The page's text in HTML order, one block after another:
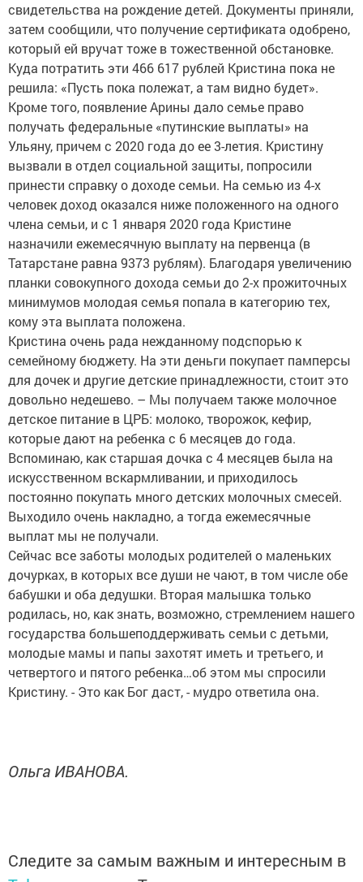
свидетельства на рождение детей. Документы приняли,
затем сообщили, что получение сертификата одобрено,
который ей вручат тоже в тожественной обстановке.
Куда потратить эти 466 617 рублей Кристина пока не
решила: «Пусть пока полежат, а там видно будет».
Кроме того, появление Арины дало семье право
получать федеральные «путинские выплаты» на
Ульяну, причем с 2020 года до ее 3-летия. Кристину
вызвали в отдел социальной защиты, попросили
принести справку о доходе семьи. На семью из 4-х
человек доход оказался ниже положенного на одного
члена семьи, и с 1 января 2020 года Кристине
назначили ежемесячную выплату на первенца (в
Татарстане равна 9373 рублям). Благодаря увеличению
планки совокупного дохода семьи до 2-х прожиточных
минимумов молодая семья попала в категорию тех,
кому эта выплата положена.
Кристина очень рада нежданному подспорью к
семейному бюджету. На эти деньги покупает памперсы
для дочек и другие детские принадлежности, стоит это
довольно недешево. – Мы получаем также молочное
детское питание в ЦРБ: молоко, творожок, кефир,
которые дают на ребенка с 6 месяцев до года.
Вспоминаю, как старшая дочка с 4 месяцев была на
искусственном вскармливании, и приходилось
постоянно покупать много детских молочных смесей.
Выходило очень накладно, а тогда ежемесячные
выплат мы не получали.
Сейчас все заботы молодых родителей о маленьких
дочурках, в которых все души не чают, в том числе обе
бабушки и оба дедушки. Вторая малышка только
родилась, но, как знать, возможно, стремлением нашего
государства большеподдерживать семьи с детьми,
молодые мамы и папы захотят иметь и третьего, и
четвертого и пятого ребенка…об этом мы спросили
Кристину. - Это как Бог даст, - мудро ответила она.
Ольга ИВАНОВА.
Следите за самым важным и интересным в